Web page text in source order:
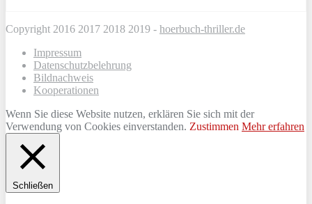
Copyright 2016 2017 2018 2019 - hoerbuch-thriller.de
Impressum
Datenschutzbelehrung
Bildnachweis
Kooperationen
Wenn Sie diese Website nutzen, erklären Sie sich mit der
Verwendung von Cookies einverstanden. Zustimmen Mehr erfahren
Schließen